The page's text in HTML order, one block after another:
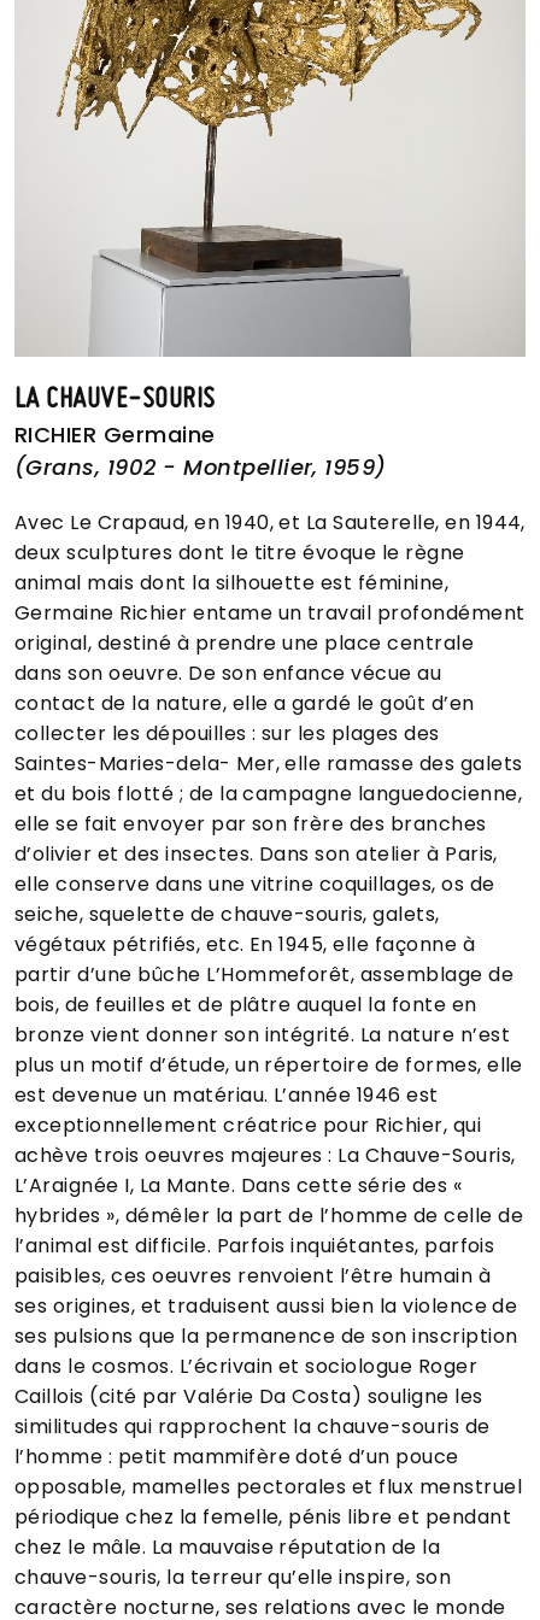
LA CHAUVE-SOURIS
RICHIER Germaine
(Grans, 1902 - Montpellier, 1959)
Avec Le Crapaud, en 1940, et La Sauterelle, en 1944,
deux sculptures dont le titre évoque le règne
animal mais dont la silhouette est féminine,
Germaine Richier entame un travail profondément
original, destiné à prendre une place centrale
dans son oeuvre. De son enfance vécue au
contact de la nature, elle a gardé le goût d’en
collecter les dépouilles : sur les plages des
Saintes-Maries-dela- Mer, elle ramasse des galets
et du bois flotté ; de la campagne languedocienne,
elle se fait envoyer par son frère des branches
d’olivier et des insectes. Dans son atelier à Paris,
elle conserve dans une vitrine coquillages, os de
seiche, squelette de chauve-souris, galets,
végétaux pétrifiés, etc. En 1945, elle façonne à
partir d’une bûche L’Hommeforêt, assemblage de
bois, de feuilles et de plâtre auquel la fonte en
bronze vient donner son intégrité. La nature n’est
plus un motif d’étude, un répertoire de formes, elle
est devenue un matériau. L’année 1946 est
exceptionnellement créatrice pour Richier, qui
achève trois oeuvres majeures : La Chauve-Souris,
L’Araignée I, La Mante. Dans cette série des «
hybrides », démêler la part de l’homme de celle de
l’animal est difficile. Parfois inquiétantes, parfois
paisibles, ces oeuvres renvoient l’être humain à
ses origines, et traduisent aussi bien la violence de
ses pulsions que la permanence de son inscription
dans le cosmos. L’écrivain et sociologue Roger
Caillois (cité par Valérie Da Costa) souligne les
similitudes qui rapprochent la chauve-souris de
l’homme : petit mammifère doté d’un pouce
opposable, mamelles pectorales et flux menstruel
périodique chez la femelle, pénis libre et pendant
chez le mâle. La mauvaise réputation de la
chauve-souris, la terreur qu’elle inspire, son
caractère nocturne, ses relations avec le monde